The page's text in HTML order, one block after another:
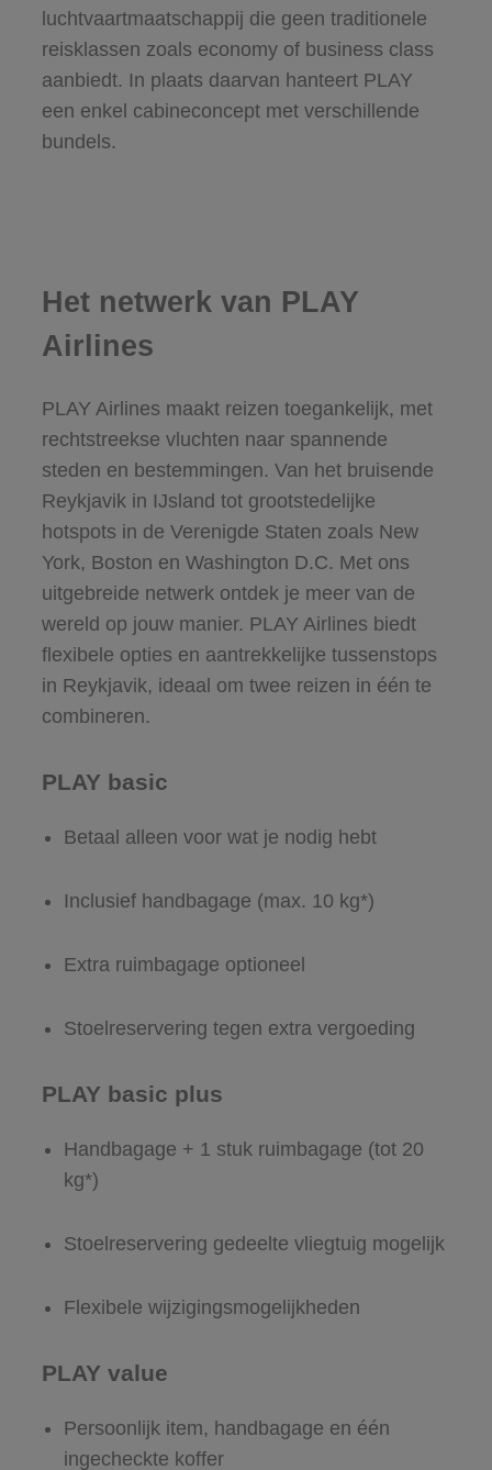
luchtvaartmaatschappij die geen traditionele
reisklassen zoals economy of business class
aanbiedt. In plaats daarvan hanteert PLAY
een enkel cabineconcept met verschillende
bundels.
Het netwerk van PLAY
Airlines
PLAY Airlines maakt reizen toegankelijk, met
rechtstreekse vluchten naar spannende
steden en bestemmingen. Van het bruisende
Reykjavik in IJsland tot grootstedelijke
hotspots in de Verenigde Staten zoals New
York, Boston en Washington D.C. Met ons
uitgebreide netwerk ontdek je meer van de
wereld op jouw manier. PLAY Airlines biedt
flexibele opties en aantrekkelijke tussenstops
in Reykjavik, ideaal om twee reizen in één te
combineren.
PLAY basic
Betaal alleen voor wat je nodig hebt
Inclusief handbagage (max. 10 kg*)
Extra ruimbagage optioneel
Stoelreservering tegen extra vergoeding
PLAY basic plus
Handbagage + 1 stuk ruimbagage (tot 20
kg*)
Stoelreservering gedeelte vliegtuig mogelijk
Flexibele wijzigingsmogelijkheden
PLAY value
Persoonlijk item, handbagage en één
ingecheckte koffer